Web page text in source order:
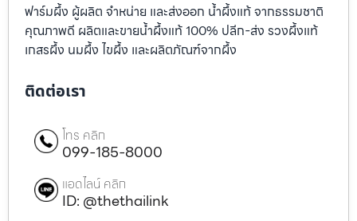
ฟาร์มผึ้ง ผู้ผลิต จำหน่าย และส่งออก น้ำผึ้งแท้ จากธรรมชาติ
คุณภาพดี ผลิตและขายน้ำผึ้งแท้ 100% ปลีก-ส่ง รวงผึ้งแท้
เกสรผึ้ง นมผึ้ง ไขผึ้ง และผลิตภัณฑ์จากผึ้ง
ติดต่อเรา
โทร คลิก
099-185-8000
แอดไลน์ คลิก
ID: @thethailink